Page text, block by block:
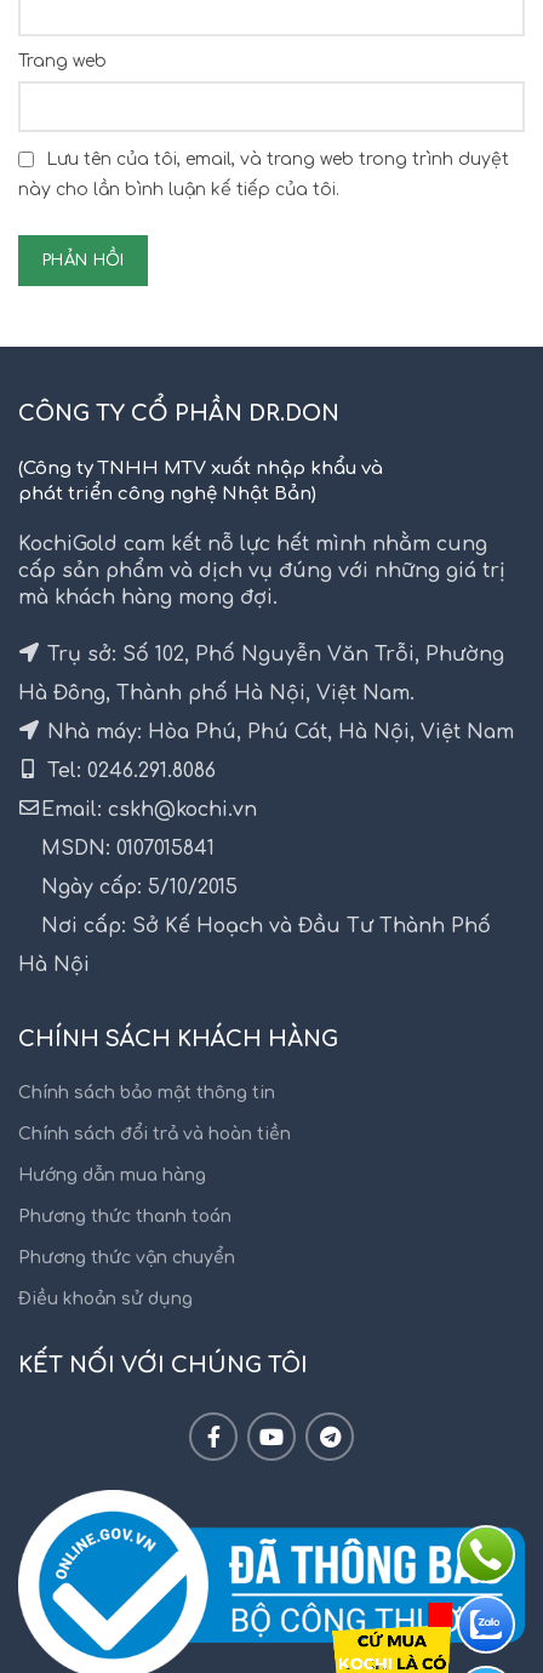
Trang web
Lưu tên của tôi, email, và trang web trong trình duyệt
này cho lần bình luận kế tiếp của tôi.
CÔNG TY CỔ PHẦN DR.DON
(Công ty TNHH MTV xuất nhập khẩu và
phát triển công nghệ Nhật Bản)
KochiGold cam kết nỗ lực hết mình nhằm cung
cấp sản phẩm và dịch vụ đúng với những giá trị
mà khách hàng mong đợi.
Trụ sở: Số 102, Phố Nguyễn Văn Trỗi, Phường
Hà Đông, Thành phố Hà Nội, Việt Nam.
Nhà máy: Hòa Phú, Phú Cát, Hà Nội, Việt Nam
Tel: 0246.291.8086
Email: cskh@kochi.vn
MSDN: 0107015841
Ngày cấp: 5/10/2015
Nơi cấp: Sở Kế Hoạch và Đầu Tư Thành Phố
Hà Nội
CHÍNH SÁCH KHÁCH HÀNG
Chính sách bảo mật thông tin
Chính sách đổi trả và hoàn tiền
Hướng dẫn mua hàng
Phương thức thanh toán
Phương thức vận chuyển
Điều khoản sử dụng
KẾT NỐI VỚI CHÚNG TÔI